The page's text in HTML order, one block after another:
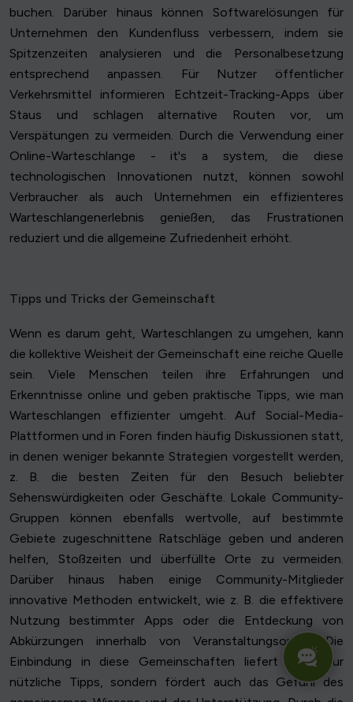
buchen. Darüber hinaus können Softwarelösungen für
Unternehmen den Kundenfluss verbessern, indem sie
Spitzenzeiten analysieren und die Personalbesetzung
entsprechend anpassen. Für Nutzer öffentlicher
Verkehrsmittel informieren Echtzeit-Tracking-Apps über
Staus und schlagen alternative Routen vor, um
Verspätungen zu vermeiden. Durch die Verwendung einer
Online-Warteschlange - it's a system, die diese
technologischen Innovationen nutzt, können sowohl
Verbraucher als auch Unternehmen ein effizienteres
Warteschlangenerlebnis genießen, das Frustrationen
reduziert und die allgemeine Zufriedenheit erhöht.
Tipps und Tricks der Gemeinschaft
Wenn es darum geht, Warteschlangen zu umgehen, kann
die kollektive Weisheit der Gemeinschaft eine reiche Quelle
sein. Viele Menschen teilen ihre Erfahrungen und
Erkenntnisse online und geben praktische Tipps, wie man
Warteschlangen effizienter umgeht. Auf Social-Media-
Plattformen und in Foren finden häufig Diskussionen statt,
in denen weniger bekannte Strategien vorgestellt werden,
z. B. die besten Zeiten für den Besuch beliebter
Sehenswürdigkeiten oder Geschäfte. Lokale Community-
Gruppen können ebenfalls wertvolle, auf bestimmte
Gebiete zugeschnittene Ratschläge geben und anderen
helfen, Stoßzeiten und überfüllte Orte zu vermeiden.
Darüber hinaus haben einige Community-Mitglieder
innovative Methoden entwickelt, wie z. B. die effektivere
Nutzung bestimmter Apps oder die Entdeckung von
Abkürzungen innerhalb von Veranstaltungsorten. Die
Einbindung in diese Gemeinschaften liefert nicht nur
nützliche Tipps, sondern fördert auch das Gefühl des